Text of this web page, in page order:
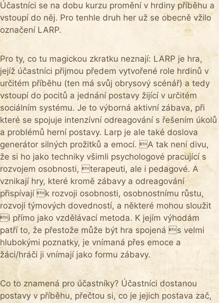
Účastníci se na dobu kurzu promění v hrdiny příběhu a
vstoupí do něj. Pro tenhle druh her už se obecně vžilo
označení LARP.
Pro ty, co tu magickou zkratku neznají: LARP je hra,
jejíž účastníci přijmou předem vytvořené role hrdinů v
určitém příběhu (ten má svůj obrysový scénář) a tedy
vstoupí do pocitů a jednání postavy žijící v určitém
sociálním systému. Je to výborná aktivní zábava, při
které se spojuje intenzívní odreagování s řešením úkolů
a problémů herní postavy. Larp je ale také doslova
generátor silných prožitků a emocí. A tak není divu,
že si ho jako techniky všimli psychologové pracující s
rozvojem osobnosti, terapeuti, ale i pedagové. A
vznikají hry, které kromě zábavy a odreagování
přispívají k rozvoji osobnosti, osobnostnímu růstu,
rozvoji týmových dovedností, a některé mohou sloužit
i přímo jako vzdělávací metoda. K jejím výhodám
patří to, že přestože může být hra spojená s velmi
hlubokými poznatky, je vnímaná přes emoce a
žáci/hráči ji vnímají jako formu zábavy.
Co to znamená pro účastníky? Účastníci dostanou
postavy v příběhu, přečtou si, co je jejich postava zač,